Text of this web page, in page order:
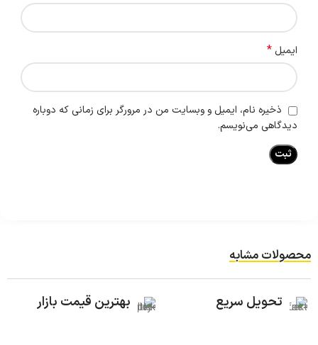
ایمیل *
ذخیره نام، ایمیل و وبسایت من در مرورگر برای زمانی که دوباره
دیدگاهی می‌نویسم.
محصولات مشابه
تحویل سریع بهترین قیمت بازار